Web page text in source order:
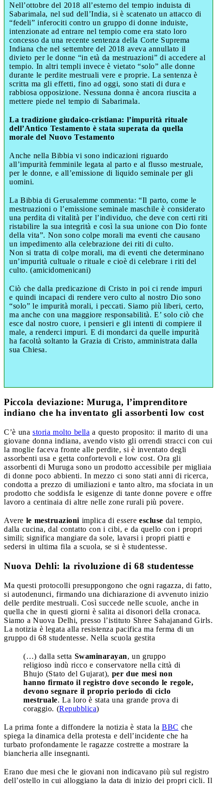
Nell’ottobre del 2018 all’esterno del tempio induista di
Sabarimala, nel sud dell’India, si è scatenato un attacco di
“fedeli” inferociti contro un gruppo di donne induiste,
intenzionate ad entrare nel tempio come era stato loro
concesso da una recente sentenza della Corte Suprema
Indiana che nel settembre del 2018 aveva annullato il
divieto per le donne “in età da mestruazioni” di accedere al
tempio. In altri templi invece è vietato “solo” alle donne
durante le perdite mestruali vere e proprie. La sentenza è
scritta ma gli effetti, fino ad oggi, sono stati di dura e
rabbiosa opposizione. Nessuna donna è ancora riuscita a
mettere piede nel tempio di Sabarimala.
La tradizione giudaico-cristiana: l’impurità rituale
dell’Antico Testamento è stata superata da quella
morale del Nuovo Testamento
Anche nella Bibbia vi sono indicazioni riguardo
all’impurità femminile legata al parto e al flusso mestruale,
per le donne, e all’emissione di liquido seminale per gli
uomini.
La Bibbia di Gerusalemme commenta: “Il parto, come le
mestruazioni o l’emissione seminale maschile è considerato
una perdita di vitalità per l’individuo, che deve con certi riti
ristabilire la sua integrità e così la sua unione con Dio fonte
della vita”. Non sono colpe morali ma eventi che causano
un impedimento alla celebrazione dei riti di culto.
Non si tratta di colpe morali, ma di eventi che determinano
un’impurità cultuale o rituale e cioè di celebrare i riti del
culto. (amicidomenicani)
Ciò che dalla predicazione di Cristo in poi ci rende impuri
e quindi incapaci di rendere vero culto al nostro Dio sono
“solo” le impurità morali, i peccati. Siamo più liberi, certo,
ma anche con una maggiore responsabilità. E’ solo ciò che
esce dal nostro cuore, i pensieri e gli intenti di compiere il
male, a renderci impuri. E di mondarci da quelle impurità
ha facoltà soltanto la Grazia di Cristo, amministrata dalla
sua Chiesa.
Piccola deviazione: Muruga, l’imprenditore
indiano che ha inventato gli assorbenti low cost
C’è una storia molto bella a questo proposito: il marito di una
giovane donna indiana, avendo visto gli orrendi stracci con cui
la moglie faceva fronte alle perdite, si è inventato degli
assorbenti usa e getta confortevoli e low cost. Ora gli
assorbenti di Muruga sono un prodotto accessibile per migliaia
di donne poco abbienti. In mezzo ci sono stati anni di ricerca,
condotta a prezzo di umiliazioni e tanto altro, ma sfociata in un
prodotto che soddisfa le esigenze di tante donne povere e offre
lavoro a centinaia di altre nelle zone rurali più povere.
Avere le mestruazioni implica di essere escluse dal tempio,
dalla cucina, dal contatto con i cibi, e da quello con i propri
simili; significa mangiare da sole, lavarsi i propri piatti e
sedersi in ultima fila a scuola, se si è studentesse.
Nuova Dehli: la rivoluzione di 68 studentesse
Ma questi protocolli presuppongono che ogni ragazza, di fatto,
si autodenunci, firmando una dichiarazione di avvenuto inizio
delle perdite mestruali. Così succede nelle scuole, anche in
quella che in questi giorni è salita ai disonori della cronaca.
Siamo a Nuova Delhi, presso l’istituto Shree Sahajanand Girls.
La notizia è legata alla resistenza pacifica ma ferma di un
gruppo di 68 studentesse. Nella scuola gestita
(…) dalla setta Swaminarayan, un gruppo
religioso indù ricco e conservatore nella città di
Bhujo (Stato del Gujarat), per due mesi non
hanno firmato il registro dove secondo le regole,
devono segnare il proprio periodo di ciclo
mestruale. La loro è stata una grande prova di
coraggio. (Repubblica)
La prima fonte a diffondere la notizia è stata la BBC che
spiega la dinamica della protesta e dell’incidente che ha
turbato profondamente le ragazze costrette a mostrare la
biancheria alle insegnanti.
Erano due mesi che le giovani non indicavano più sul registro
dell’ostello in cui alloggiano la data di inizio dei propri cicli. Il